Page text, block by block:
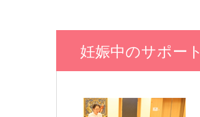
妊娠中のサポート